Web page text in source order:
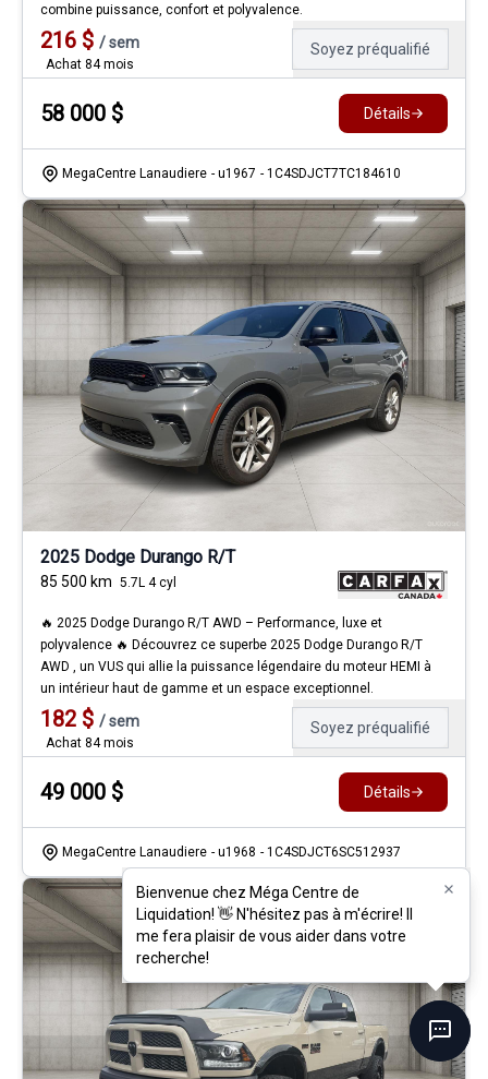
Bienvenue chez Méga Centre de
Liquidation! 👋 N'hésitez pas à m'écrire! Il
me fera plaisir de vous aider dans votre
recherche!
combine puissance, confort et polyvalence.
216 $ /sem
Achat 84 mois
Soyez préqualifié
58 000 $ Détails
MegaCentre Lanaudiere - u1967 - 1C4SDJCT7TC184610
2025 Dodge Durango R/T
85 500 km 5.7L 4 cyl
🔥 2025 Dodge Durango R/T AWD – Performance, luxe et
polyvalence 🔥 Découvrez ce superbe 2025 Dodge Durango R/T
AWD , un VUS qui allie la puissance légendaire du moteur HEMI à
un intérieur haut de gamme et un espace exceptionnel.
182 $ /sem
Achat 84 mois
Soyez préqualifié
49 000 $ Détails
MegaCentre Lanaudiere - u1968 - 1C4SDJCT6SC512937
Bienvenue chez Méga Centre de
Liquidation! 👋 N'hésitez pas à m'écrire! Il
me fera plaisir de vous aider dans votre
recherche!